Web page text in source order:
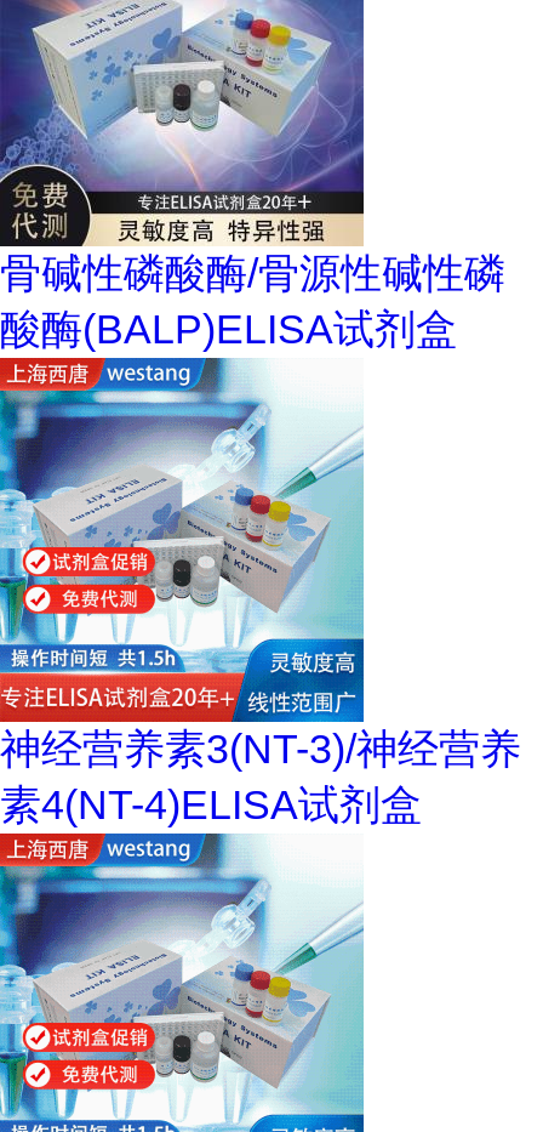
骨碱性磷酸酶/骨源性碱性磷
酸酶(BALP)ELISA试剂盒
神经营养素3(NT-3)/神经营养
素4(NT-4)ELISA试剂盒